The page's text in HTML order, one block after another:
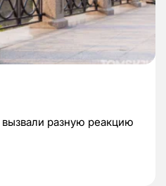
разную реакцию